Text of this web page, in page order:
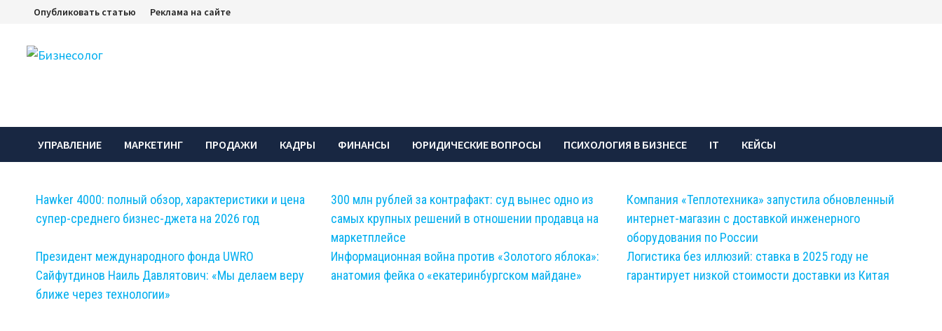
Перейти
содержимому
Опубликовать статью Реклама на сайте
УПРАВЛЕНИЕ МАРКЕТИНГ ПРОДАЖИ КАДРЫ ФИНАНСЫ ЮРИДИЧЕСКИЕ ВОПРОСЫ ПСИХОЛОГИЯ В БИЗНЕСЕ IT КЕЙСЫ
Hawker 4000: полный обзор, характеристики и цена
супер-среднего бизнес-джета на 2026 год
300 млн рублей за контрафакт: суд вынес одно из
самых крупных решений в отношении продавца на
маркетплейсе
Компания «Теплотехника» запустила обновленный
интернет-магазин с доставкой инженерного
оборудования по России
Президент международного фонда UWRO
Сайфутдинов Наиль Давлятович: «Мы делаем веру
ближе через технологии»
Информационная война против «Золотого яблока»:
анатомия фейка о «екатеринбургском майдане»
Логистика без иллюзий: ставка в 2025 году не
гарантирует низкой стоимости доставки из Китая